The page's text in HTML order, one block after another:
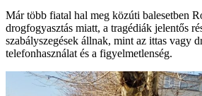
Már több fiatal hal meg közúti balesetben
drogfogyasztás miatt, a tragédiák jelentős
szabályszegések állnak, mint az ittas vagy
telefonhasználat és a figyelmetlenség.